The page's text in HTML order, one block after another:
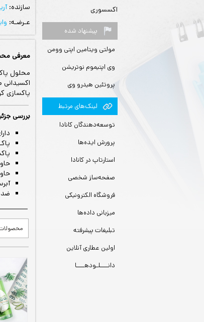
اکسسوری
پیشنهاد شده
مولتی ویتامین اپتی وومن
وی اپتیموم نوتریشن
پروتئین هیدرو وی
لينك‌های مرتبط
توسعه‌دهندگان کانادا
پرورش ایده‌ها
استارتاپ در کانادا
صفحه‌ساز شخصی
فروشگاه الکترونیکی
میزبانی داده‌ها
تبلیغات پیشرفته
اولین عطاری آنلاین
دانــــلـودهــــا
سازنده:
عـرضـه:
معرفی
محلول
پاکسازی
بررسی